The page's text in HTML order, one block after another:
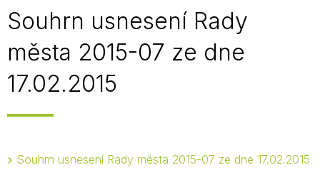
Souhrn usnesení Rady
města 2015-07 ze dne
17.02.2015
Souhrn usnesení Rady města 2015-07 ze dne 17.02.2015